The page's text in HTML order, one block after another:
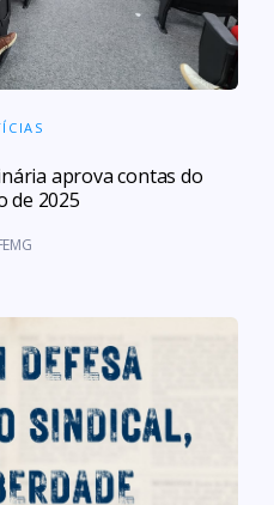
aprova contas do
de 2025